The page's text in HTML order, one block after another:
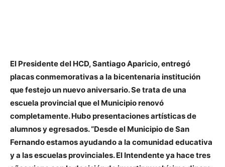
El Presidente del HCD, Santiago Aparicio, entregó
placas conmemorativas a la bicentenaria institución
que festejo un nuevo aniversario. Se trata de una
escuela provincial que el Municipio renovó
completamente. Hubo presentaciones artísticas de
alumnos y egresados. “Desde el Municipio de San
Fernando estamos ayudando a la comunidad educativa
y a las escuelas provinciales. El Intendente ya hace tres